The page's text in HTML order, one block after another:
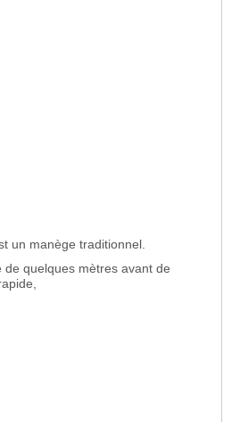
un manège traditionnel.
quelques mètres avant de